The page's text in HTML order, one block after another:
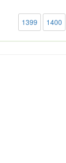
1399 1400